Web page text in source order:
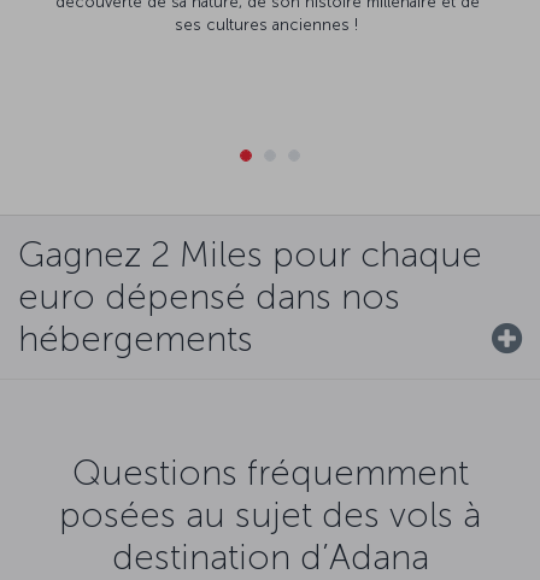
ses cultures anciennes !
Gagnez 2 Miles pour chaque
euro dépensé dans nos
hébergements
Questions fréquemment
posées au sujet des vols à
destination d’Adana